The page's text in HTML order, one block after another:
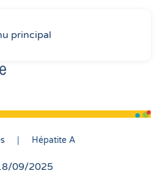
principal
Hépatite A
09/2025